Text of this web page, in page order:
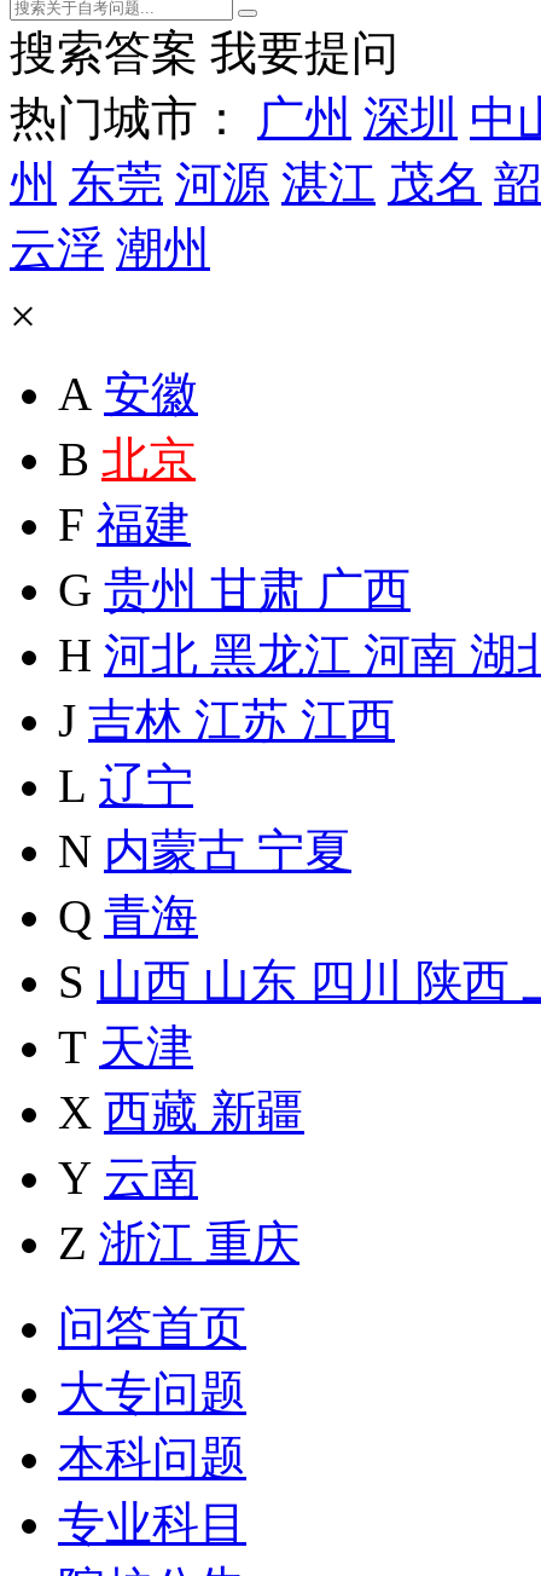
搜索答案 我要提问
热门城市：
广州 深圳 中
州 东莞 河源 湛江 茂名
云浮 潮州
×
A 安徽
B 北京
F 福建
G 贵州 甘肃 广西
H 河北 黑龙江 河南 湖
J 吉林 江苏 江西
L 辽宁
N 内蒙古 宁夏
Q 青海
S 山西 山东 四川 陕西
T 天津
X 西藏 新疆
Y 云南
Z 浙江 重庆
问答首页
大专问题
本科问题
专业科目